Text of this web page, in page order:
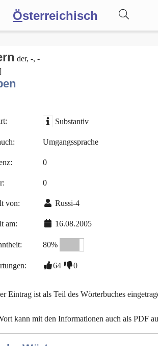
Österreichisch
der, -, -
Substantiv
Umgangssprache
0
0
von: Russi-4
am: 16.08.2005
80%
64 0
Eintrag ist als Teil des Wörterbuches
kann mit den Informationen auch als PDF